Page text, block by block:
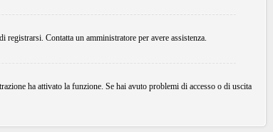
Contatta un amministratore per avere assistenza.
ha attivato la funzione. Se hai avuto problemi di accesso o di uscita